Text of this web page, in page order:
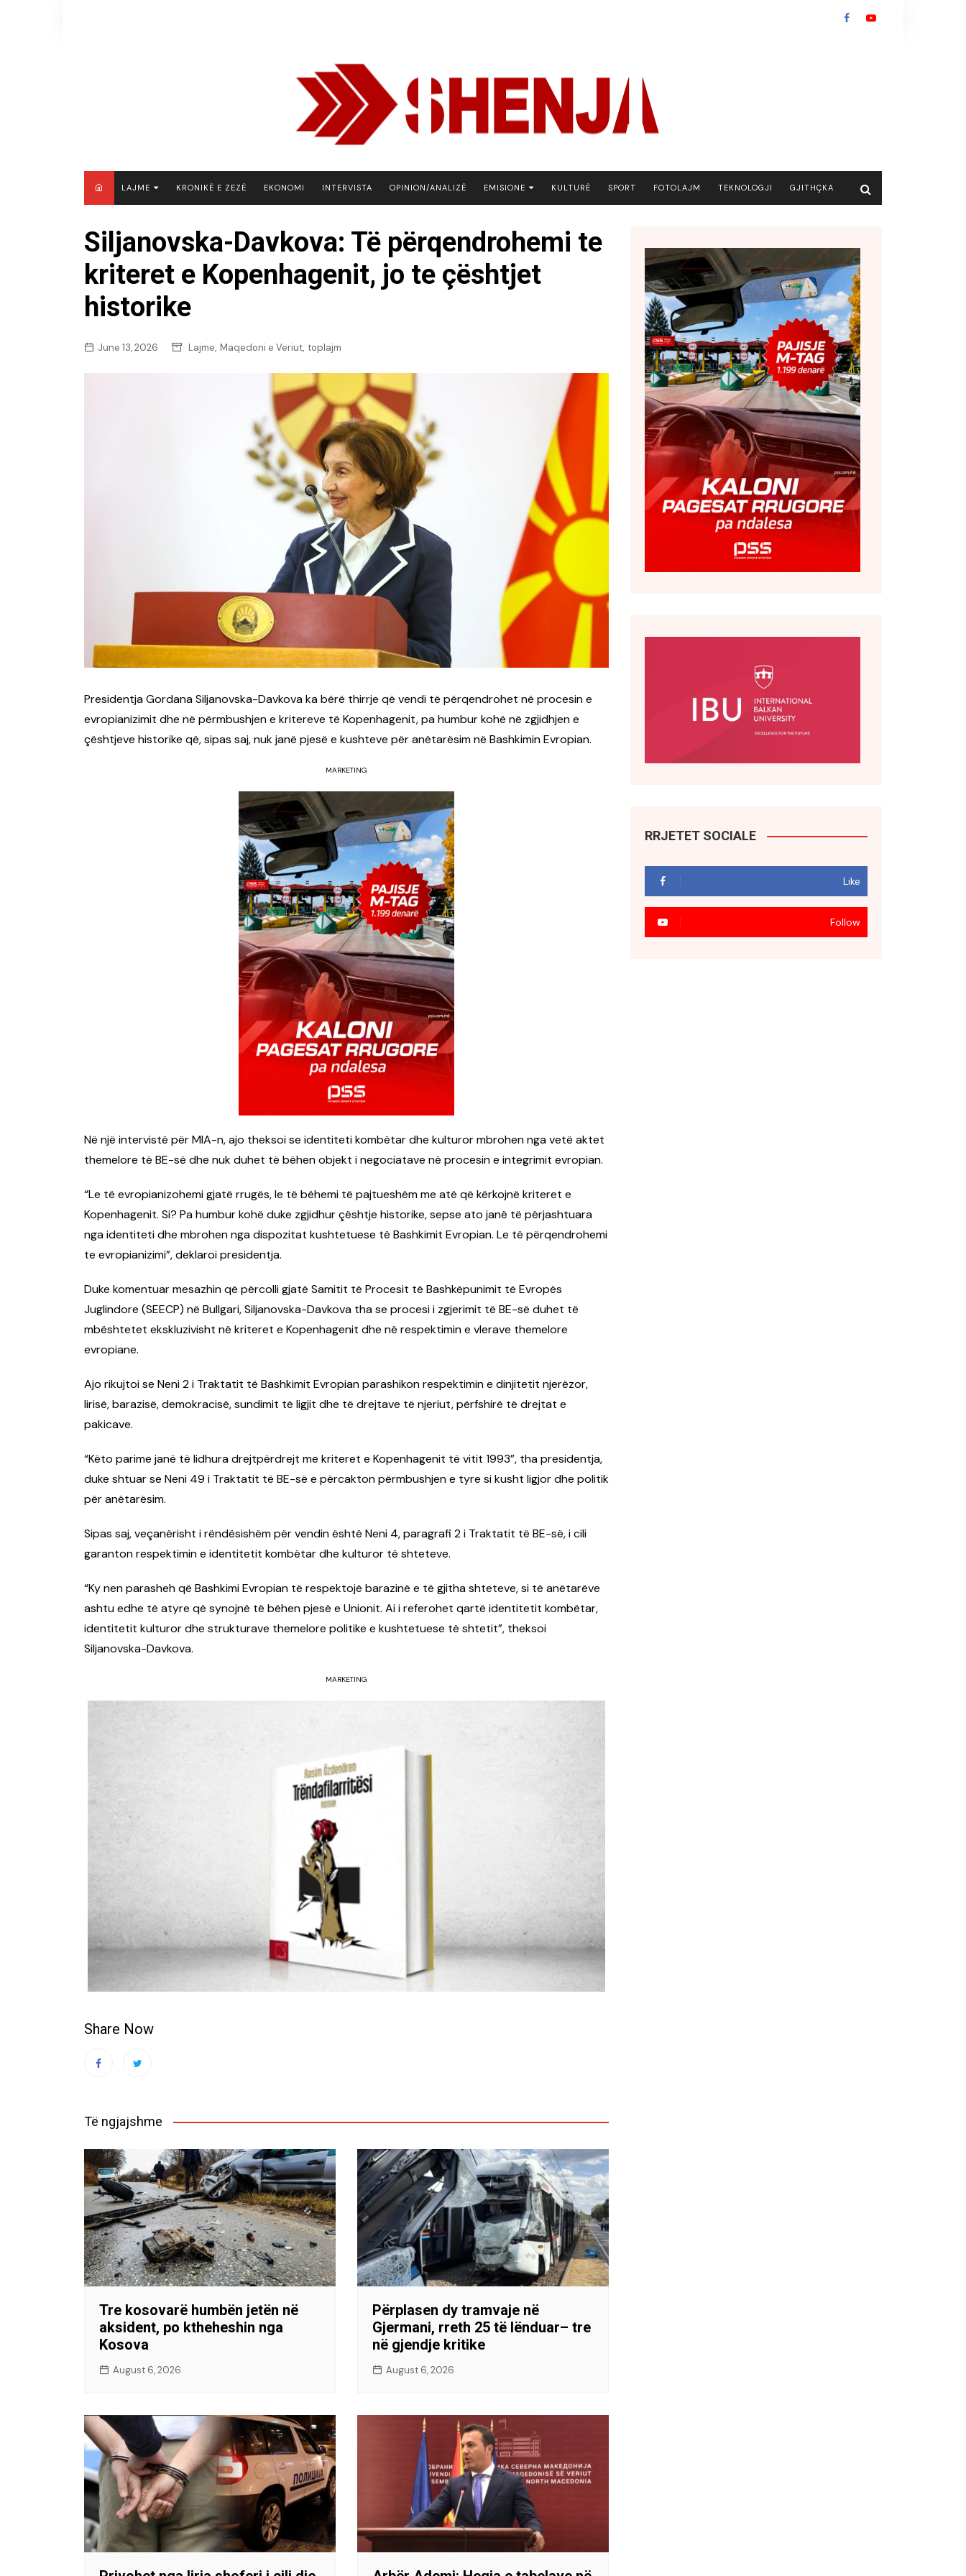
LAJME
KOSOVË
BOTË
KRONIKË E ZEZË EKONOMI INTERVISTA OPINION/ANALIZË EMISIONE
BOTA NE FOKUS
EKONOMIKS
EMISION DEBATIV
INTERVISTA EMISION
KU E KISHIM FJALEN
LIGJERATE FETARE
PARADITE ME NE
PIKËPAMJE
RECETA E DITES
RELAKS
RETRO JAVORE
KULTURË SPORT FOTOLAJM TEKNOLOGJI GJITHÇKA
Siljanovska-Davkova: Të përqendrohemi te
kriteret e Kopenhagenit, jo te çështjet
historike
June 13, 2026 Lajme, Maqedoni e Veriut, toplajm
Presidentja Gordana Siljanovska-Davkova ka bërë thirrje që vendi të përqendrohet në procesin e
evropianizimit dhe në përmbushjen e kritereve të Kopenhagenit, pa humbur kohë në zgjidhjen e
çështjeve historike që, sipas saj, nuk janë pjesë e kushteve për anëtarësim në Bashkimin Evropian.
MARKETING
Në një intervistë për MIA-n, ajo theksoi se identiteti kombëtar dhe kulturor mbrohen nga vetë aktet
themelore të BE-së dhe nuk duhet të bëhen objekt i negociatave në procesin e integrimit evropian.
“Le të evropianizohemi gjatë rrugës, le të bëhemi të pajtueshëm me atë që kërkojnë kriteret e
Kopenhagenit. Si? Pa humbur kohë duke zgjidhur çështje historike, sepse ato janë të përjashtuara
nga identiteti dhe mbrohen nga dispozitat kushtetuese të Bashkimit Evropian. Le të përqendrohemi
te evropianizimi”, deklaroi presidentja.
Duke komentuar mesazhin që përcolli gjatë Samitit të Procesit të Bashkëpunimit të Evropës
Juglindore (SEECP) në Bullgari, Siljanovska-Davkova tha se procesi i zgjerimit të BE-së duhet të
mbështetet ekskluzivisht në kriteret e Kopenhagenit dhe në respektimin e vlerave themelore
evropiane.
Ajo rikujtoi se Neni 2 i Traktatit të Bashkimit Evropian parashikon respektimin e dinjitetit njerëzor,
lirisë, barazisë, demokracisë, sundimit të ligjit dhe të drejtave të njeriut, përfshirë të drejtat e
pakicave.
“Këto parime janë të lidhura drejtpërdrejt me kriteret e Kopenhagenit të vitit 1993”, tha presidentja,
duke shtuar se Neni 49 i Traktatit të BE-së e përcakton përmbushjen e tyre si kusht ligjor dhe politik
për anëtarësim.
Sipas saj, veçanërisht i rëndësishëm për vendin është Neni 4, paragrafi 2 i Traktatit të BE-së, i cili
garanton respektimin e identitetit kombëtar dhe kulturor të shteteve.
“Ky nen parasheh që Bashkimi Evropian të respektojë barazinë e të gjitha shteteve, si të anëtarëve
ashtu edhe të atyre që synojnë të bëhen pjesë e Unionit. Ai i referohet qartë identitetit kombëtar,
identitetit kulturor dhe strukturave themelore politike e kushtetuese të shtetit”, theksoi
Siljanovska-Davkova.
MARKETING
Share Now
Të ngjajshme
Tre kosovarë humbën jetën në
aksident, po ktheheshin nga
Kosova
August 6, 2026
Përplasen dy tramvaje në
Gjermani, rreth 25 të lënduar– tre
në gjendje kritike
August 6, 2026
RRJETET SOCIALE
Like
Follow